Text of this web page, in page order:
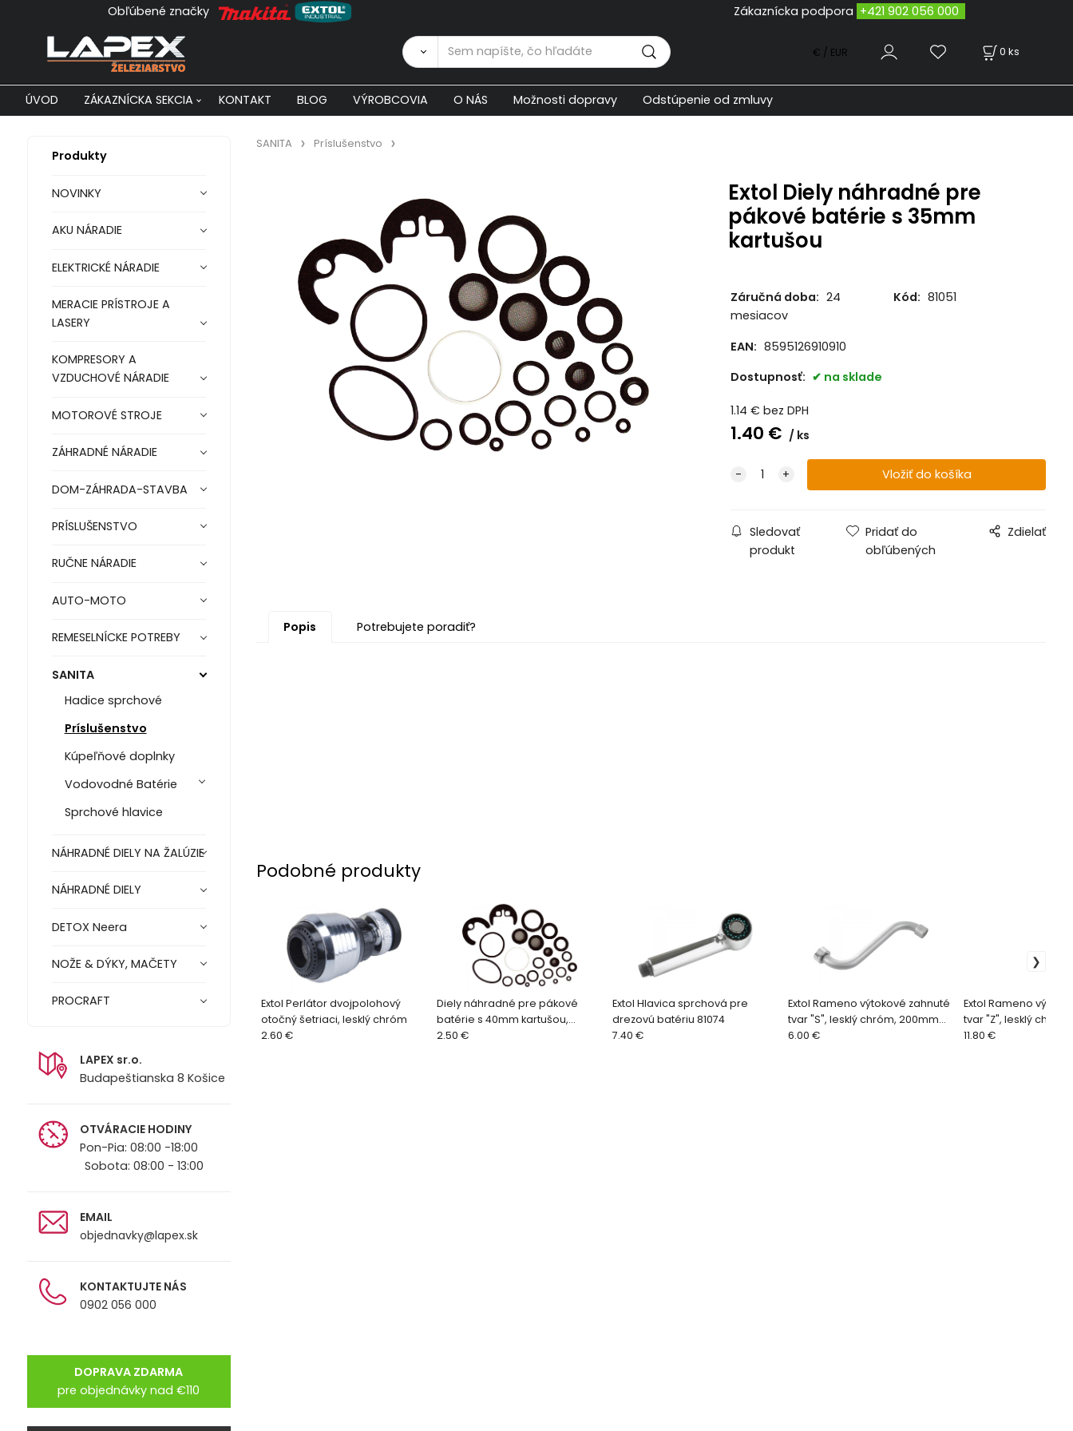
Obľúbené značky Zákaznícka podpora +421 902 056 000
0 ks
€ / EUR
ÚVOD ZÁKAZNÍCKA SEKCIA KONTAKT BLOG VÝROBCOVIA O NÁS Možnosti dopravy Odstúpenie od zmluvy
Produkty
NOVINKY
AKU NÁRADIE
ELEKTRICKÉ NÁRADIE
MERACIE PRÍSTROJE A
LASERY
KOMPRESORY A
VZDUCHOVÉ NÁRADIE
MOTOROVÉ STROJE
ZÁHRADNÉ NÁRADIE
DOM-ZÁHRADA-STAVBA
PRÍSLUŠENSTVO
RUČNE NÁRADIE
AUTO-MOTO
REMESELNÍCKE POTREBY
SANITA
Hadice sprchové
Príslušenstvo
Kúpeľňové doplnky
Vodovodné Batérie
Sprchové hlavice
NÁHRADNÉ DIELY NA ŽALÚZIE
NÁHRADNÉ DIELY
DETOX Neera
NOŽE & DÝKY, MAČETY
PROCRAFT
LAPEX sr.o.
Budapeštianska 8 Košice
OTVÁRACIE HODINY
Pon-Pia: 08:00 -18:00
Sobota: 08:00 - 13:00
EMAIL
objednavky@lapex.sk
KONTAKTUJTE NÁS
0902 056 000
DOPRAVA ZDARMA
pre objednávky nad €110
SANITA Príslušenstvo
Extol Diely náhradné pre
pákové batérie s 35mm
kartušou
Záručná doba: 24
mesiacov
Kód: 81051
EAN: 8595126910910
Dostupnosť:
na sklade
1.14 € bez DPH
1.40 € ks
Sledovať
produkt
Pridať do
obľúbených
Zdielať
Popis Potrebujete poradiť?
Podobné produkty
Extol Perlátor dvojpolohový
otočný šetriaci, lesklý chróm
2.60 €
Diely náhradné pre pákové
batérie s 40mm kartušou,
univerzána sada
2.50 €
Extol Hlavica sprchová pre
drezovú batériu 81074
7.40 €
Extol Rameno výtokové zahnuté
tvar "S", lesklý chróm, 200mm
81068
6.00 €
Extol Rameno
tvar "Z", lesklý
81066
11.80 €